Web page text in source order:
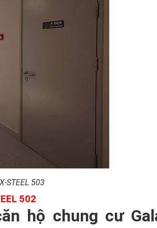
STEEL 503
502
hộ chung cư